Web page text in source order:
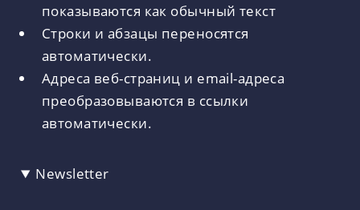
показываются как обычный текст
Строки и абзацы переносятся
автоматически.
Адреса веб-страниц и email-адреса
преобразовываются в ссылки
автоматически.
Newsletter